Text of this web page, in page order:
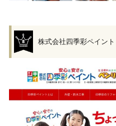
株式会社四季彩ペイント